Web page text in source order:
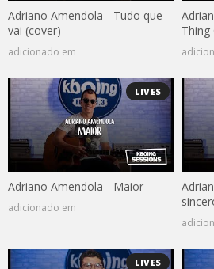
Adriano Amendola - Tudo que
vai (cover)
adicionado em
Thing
cover)
LIVES
Adriano Amendola - Maior
adicionado em
LIVES